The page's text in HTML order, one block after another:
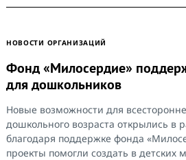
НОВОСТИ ОРГАНИЗАЦИЙ
Фонд «Милосердие»
для дошкольников
Новые возможности для
дошкольного возраста открылись в
благодаря поддержке фонда
проекты помогли создать в детских